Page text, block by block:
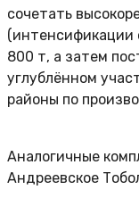
сочетать
(интенсификации
800 т, а затем
углублённом
районы по
Аналогичные
Андреевское